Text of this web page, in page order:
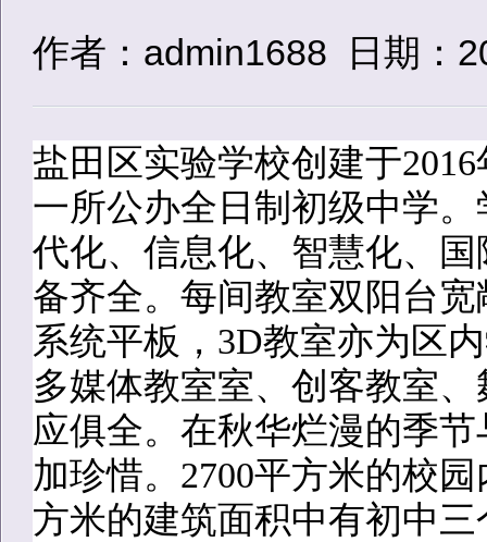
作者：admin1688 日期：
盐田区实验学校创建于
一所公办全日制初级中学
代化、信息化、智慧化、
备齐全。每间教室双阳台
系统平板，3D教室亦为区
多媒体教室室、创客教室
应俱全。在秋华烂漫的季
加珍惜。2700平方米的校
方米的建筑面积中有初中